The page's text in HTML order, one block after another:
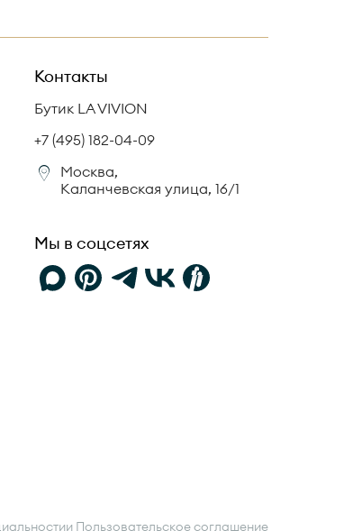
Контакты
Бутик LA VIVION
+7 (495) 182-04-09
Москва,
Каланчевская улица, 16/1
Мы в соцсетях
и Пользовательское соглашение